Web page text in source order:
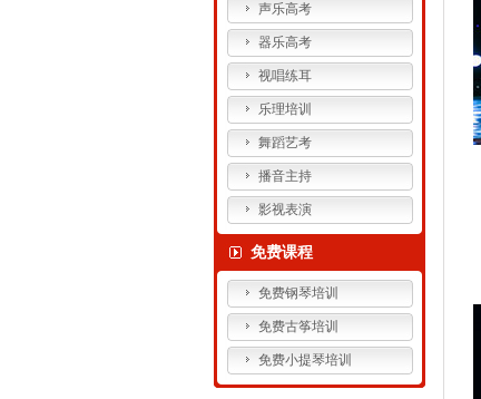
声乐高考
器乐高考
视唱练耳
乐理培训
舞蹈艺考
播音主持
影视表演
免费课程
免费钢琴培训
免费古筝培训
免费小提琴培训